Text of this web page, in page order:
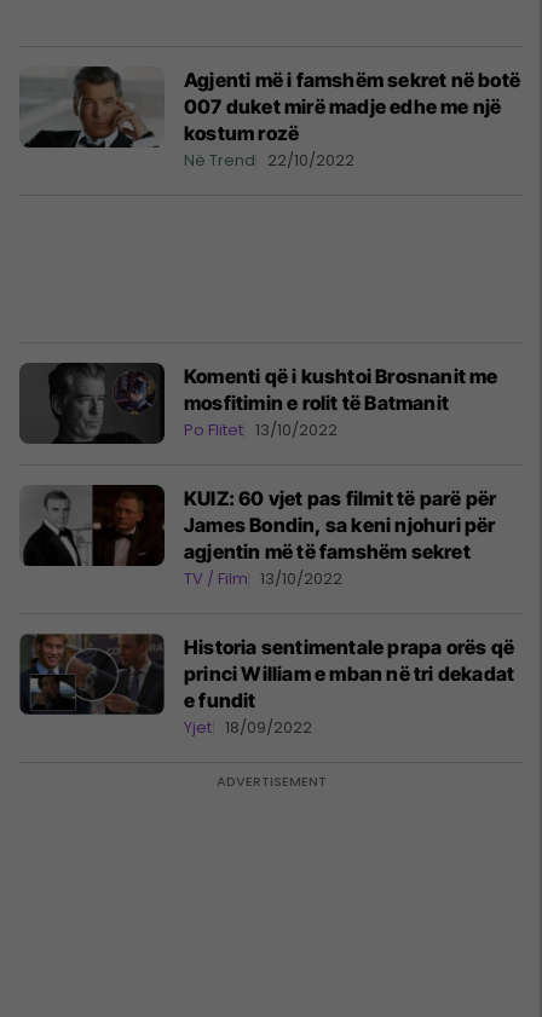
Agjenti më i famshëm sekret në botë
007 duket mirë madje edhe me një
kostum rozë
Në Trend 22/10/2022
Komenti që i kushtoi Brosnanit me
mosfitimin e rolit të Batmanit
Po Flitet 13/10/2022
KUIZ: 60 vjet pas filmit të parë për
James Bondin, sa keni njohuri për
agjentin më të famshëm sekret
TV / Film 13/10/2022
Historia sentimentale prapa orës që
princi William e mban në tri dekadat
e fundit
Yjet 18/09/2022